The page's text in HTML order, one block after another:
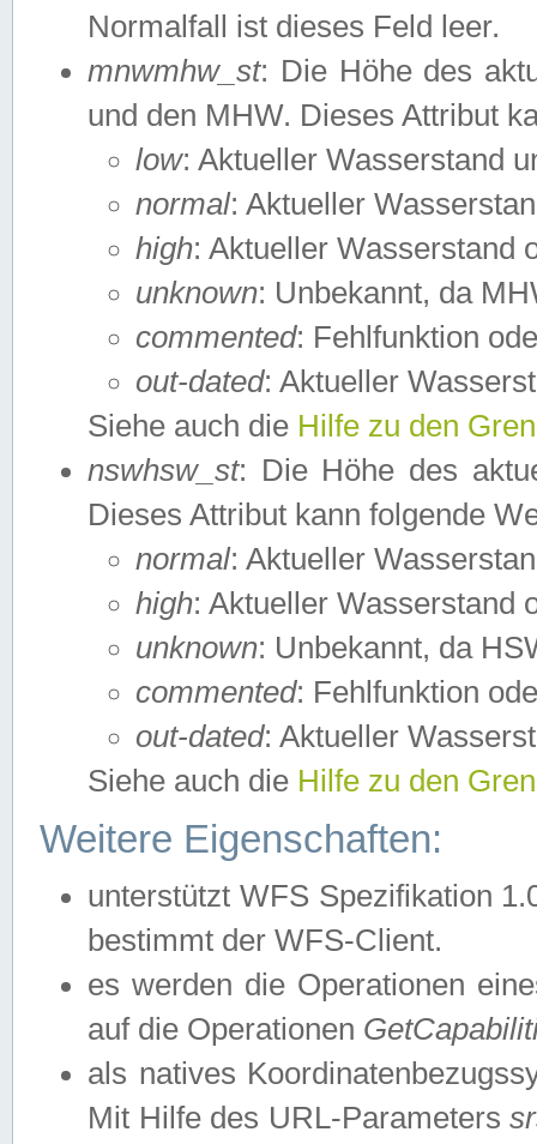
Normalfall ist dieses Feld leer.
mnwmhw_st: Die Höhe des
und den MHW. Dieses Attribut
low: Aktueller Wasserstand
normal: Aktueller
high: Aktueller Wasserstand
unknown: Unbekannt, da
commented: Fehlfunktion
out-dated: Aktueller
Siehe auch die Hilfe zu den
nswhsw_st: Die Höhe des
Dieses Attribut kann folgende
normal: Aktueller
high: Aktueller Wasserstand
unknown: Unbekannt, da
commented: Fehlfunktion
out-dated: Aktueller
Siehe auch die Hilfe zu den
Weitere Eigenschaften:
unterstützt WFS Spezifikation
bestimmt der WFS-Client.
es werden die Operationen
auf die Operationen
als natives
Mit Hilfe des URL-Parameters